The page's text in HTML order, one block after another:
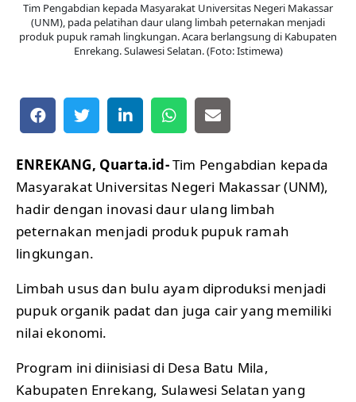
Tim Pengabdian kepada Masyarakat Universitas Negeri Makassar
(UNM), pada pelatihan daur ulang limbah peternakan menjadi
produk pupuk ramah lingkungan. Acara berlangsung di Kabupaten
Enrekang. Sulawesi Selatan. (Foto: Istimewa)
ENREKANG, Quarta.id-Tim Pengabdian kepada
Masyarakat Universitas Negeri Makassar (UNM),
hadir dengan inovasi daur ulang limbah
peternakan menjadi produk pupuk ramah
lingkungan.
Limbah usus dan bulu ayam diproduksi menjadi
pupuk organik padat dan juga cair yang memiliki
nilai ekonomi.
Program ini diinisiasi di Desa Batu Mila,
Kabupaten Enrekang, Sulawesi Selatan yang